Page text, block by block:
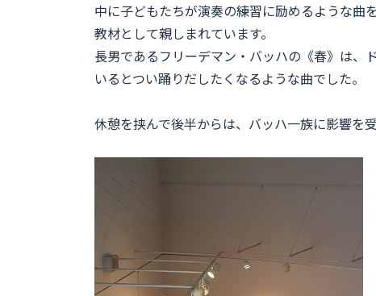
中に子どもたちが演奏の練習に励めるような曲
教材として親しまれています。
長男であるフリーデマン・バッハの《春》は、
いるとつい踊りだしたくなるような曲でした。
休憩を挟んで後半からは、バッハ一族に影響を